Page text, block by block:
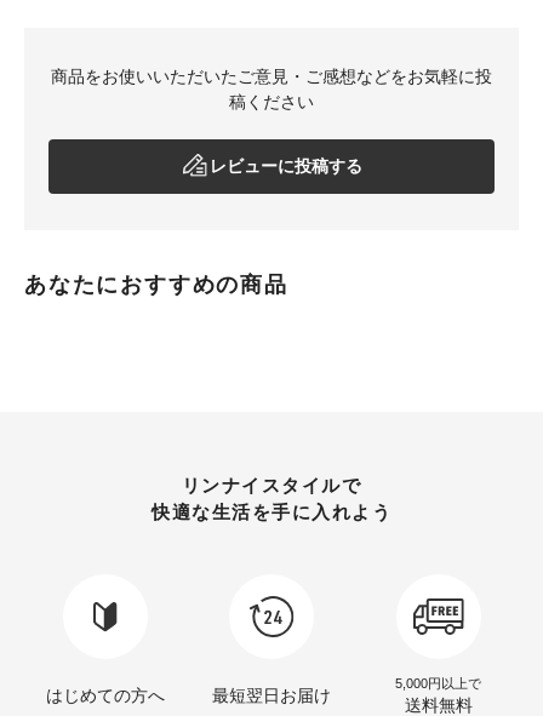
商品をお使いいただいたご意見・ご感想などをお気軽に投
稿ください
レビューに投稿する
あなたにおすすめの商品
リンナイスタイルで
快適な生活を手に入れよう
はじめての方へ 最短翌日お届け
5,000円以上で
送料無料